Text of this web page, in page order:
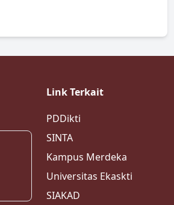
Link Terkait
PDDikti
SINTA
Kampus Merdeka
Universitas Ekaskti
SIAKAD